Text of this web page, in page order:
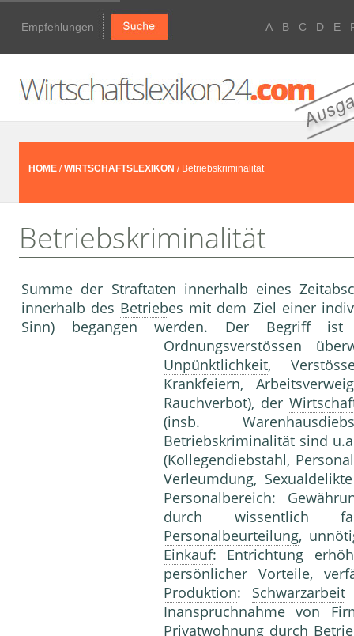
Empfehlungen A B C D E
HOME /WIRTSCHAFTSLEXIKON / Betriebskriminalität
Betriebskriminalität
Summe der Straftaten innerhalb eines
innerhalb des Betriebes mit dem Ziel einer
Sinn) begangen werden. Der Begriff ist
Ordnungsverstössen
Unpünktlichkeit,
Krankfeiern,
Rauchverbot), der
(insb.
Betriebskriminalität sind
(Kollegendiebstahl,
Verleumdung,
Personalbereich:
durch wissentlich
Personalbeurteilung,
Einkauf: Entrichtung
persönlicher Vorteile,
Produktion: Schwarzarbeit
Inanspruchnahme von
Privatwohnung durch